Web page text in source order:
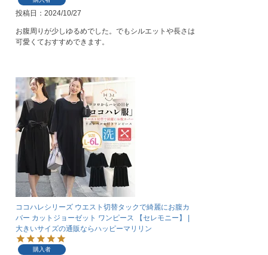
投稿日 2024/10/27
お腹周りが少しゆるめでした。でもシルエットや長さは
可愛くておすすめできます。
ココハレシリーズ ウエスト切替タックで綺麗にお腹カ
バー カットジョーゼット ワンピース 【セレモニー】 |
大きいサイズの通販ならハッピーマリリン
購入者